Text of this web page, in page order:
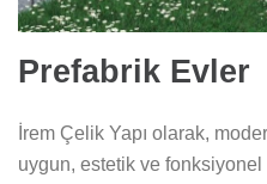
Prefabrik Evler
İrem Çelik Yapı olarak,
uygun, estetik ve